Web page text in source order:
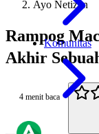
Komunitas
Ayo Netizen
Rampog
Akhir
4 menit baca